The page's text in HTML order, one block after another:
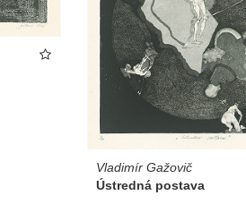
Vladimír Gažovič
Ústredná postava